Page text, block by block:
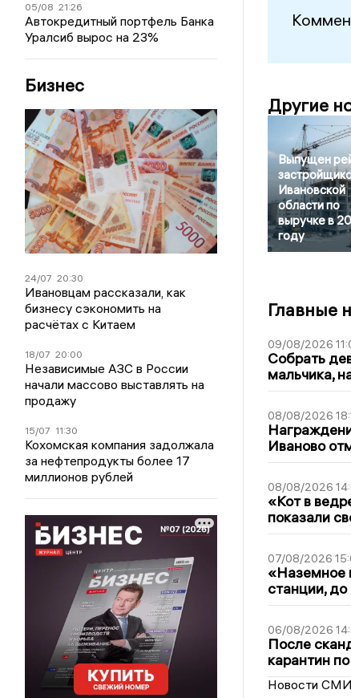
05/08 21:26
Автокредитный портфель Банка
Уралсиб вырос на 23%
Бизнес
24/07 20:30
Ивановцам рассказали, как
бизнесу сэкономить на
расчётах с Китаем
18/07 20:00
Независимые АЗС в России
начали массово выставлять на
продажу
15/07 11:30
Кохомская компания задолжала
за нефтепродукты более 17
миллионов рублей
Другие
Выпущен
Ивановской
области по
выручке в
году
Главные
09/08/2026
Собрать
мальчика,
08/08/2026
Иваново
08/08/2026
«Кот в
показали
07/08/2026
«Наземное
станции, до
06/08/2026
После
карантин
Новости